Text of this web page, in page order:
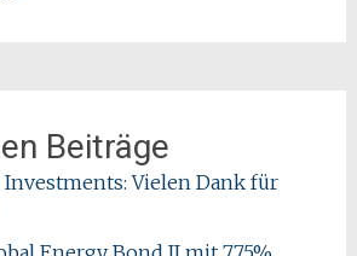
Beiträge
Investments: Vielen Dank für